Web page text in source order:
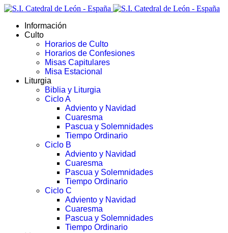
Información
Culto
Horarios de Culto
Horarios de Confesiones
Misas Capitulares
Misa Estacional
Liturgia
Biblia y Liturgia
Ciclo A
Adviento y Navidad
Cuaresma
Pascua y Solemnidades
Tiempo Ordinario
Ciclo B
Adviento y Navidad
Cuaresma
Pascua y Solemnidades
Tiempo Ordinario
Ciclo C
Adviento y Navidad
Cuaresma
Pascua y Solemnidades
Tiempo Ordinario